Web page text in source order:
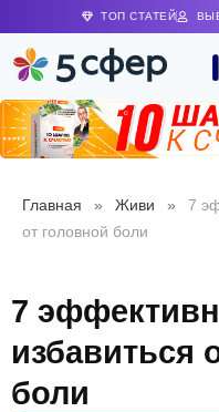
ТОП СТАТЕЙ
Главная » Живи »
7
от головной боли
7
избавиться
боли